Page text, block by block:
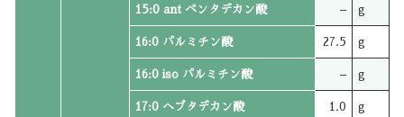
15:0 ant ペンタデカン酸 – g
16:0 パルミチン酸 27.5 g
16:0 iso パルミチン酸 – g
17:0 ヘプタデカン酸 1.0 g